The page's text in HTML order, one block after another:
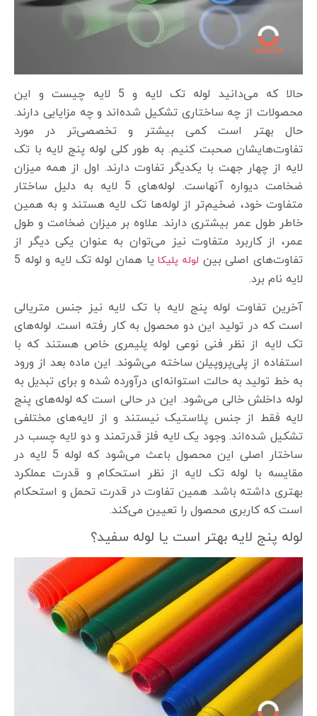
حالا که می‌دانید لوله تک لایه و 5 لایه چیست و این
محصولات از چه ساختاری تشکیل شده‌اند و چه مزایایی دارند.
حال بهتر است کمی بیشتر و تخصصی‌تر در مورد
تفاوت‌هایشان صحبت کنیم. به طور کلی لوله پنج لایه با تک
لایه از چهار جهت با یکدیگر تفاوت دارند. اول از همه میزان
ضخامت دیواره آنهاست. لوله‌های 5 لایه به دلیل ساختار
متفاوت خود، ضخیم‌تر از لوله‌ها تک لایه هستند و به همین
خاطر طول عمر بیشتری دارند. علاوه بر میزان ضخامت و طول
عمر، از کاربرد متفاوت نیز می‌توان به عنوان یکی دیگر از
تفاوت‌های اصلی بین لوله پلیکا
یا همان لوله تک لایه و لوله 5
لایه نام برد.
آخرین تفاوت لوله پنج لایه با تک لایه نیز جنس متریالی
است که در تولید این دو محصول به کار رفته است. لوله‌های
تک لایه از نظر فنی نوعی لوله پلیمری خاص هستند که با
استفاده از پلی‌پروپیلن ساخته می‌شوند. این ماده بعد از ورود
به خط تولید به حالت استوانه‌ای درآورده شده و برای تبدیل به
لوله داخلش خالی می‌شود. این در حالی است که لوله‌های پنج
لایه فقط از جنس پلاستیک نیستند و از لایه‌های مختلفی
تشکیل شده‌اند. وجود یک لایه فلز قدرتمند و دو لایه چسب در
ساختار اصلی این محصول باعث می‌شود که لوله 5 لایه در
مقایسه با لوله تک لایه از نظر استحکام و قدرت عملکرد
بهتری داشته باشد. همین تفاوت در قدرت تحمل و استحکام
است که کاربری محصول را تعیین می‌کند.
لوله پنج لایه بهتر است یا لوله سفید؟